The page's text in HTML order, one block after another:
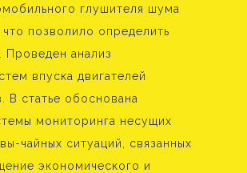
глушителя шума
позволило определить
анализ
впуска двигателей
В статье обоснована
мониторинга несущих
чайных ситуаций, связанных
экономического и